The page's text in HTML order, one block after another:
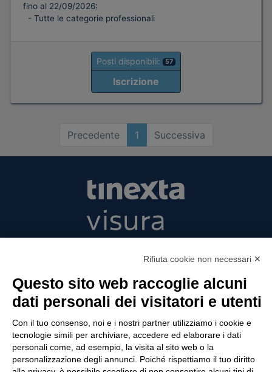
fino al 22/09/2026:
- Tutte le categorie professionali
Posti disponibili: 57
Iscrizione
Precedente 1 Successiva
Piazzale Flaminio 1/b, 00196 Roma, Italia
Società con Socio Unico
Società soggetta alla direzione e coordinamento
di Tinexta SpA
P.IVA 05338771008 REA n. 877679
UTILITÀ
Rifiuta cookie non necessari ✕
Questo sito web raccoglie alcuni
dati personali dei visitatori e utenti
Con il tuo consenso, noi e i nostri partner utilizziamo i cookie e
tecnologie simili per archiviare, accedere ed elaborare i dati
personali come, ad esempio, la visita al sito web o la
personalizzazione degli annunci. Poiché rispettiamo il tuo diritto